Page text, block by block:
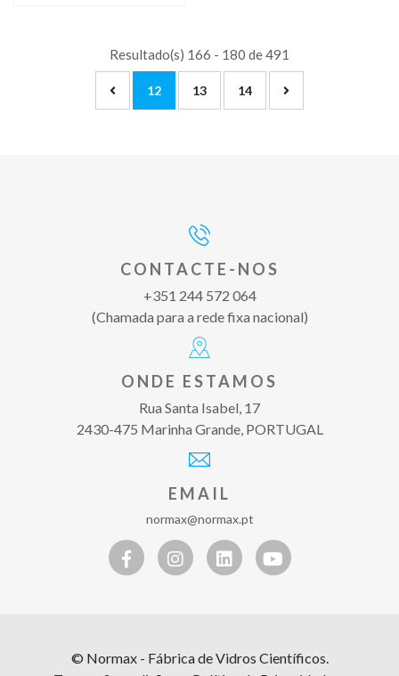
Resultado(s) 166 - 180 de 491
12 13 14
CONTACTE-NOS
+351 244 572 064
(Chamada para a rede fixa nacional)
ONDE ESTAMOS
Rua Santa Isabel, 17
2430-475 Marinha Grande, PORTUGAL
EMAIL
normax@normax.pt
© Normax - Fábrica de Vidros Científicos.